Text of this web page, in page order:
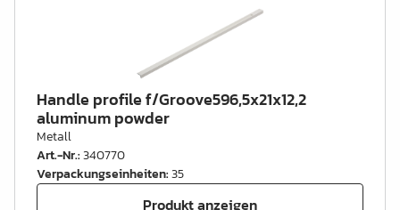
Handle profile f/Groove596,5x21x12,2
aluminum powder
Metall
Art.-Nr.:340770
Verpackungseinheiten:35
Produkt anzeigen